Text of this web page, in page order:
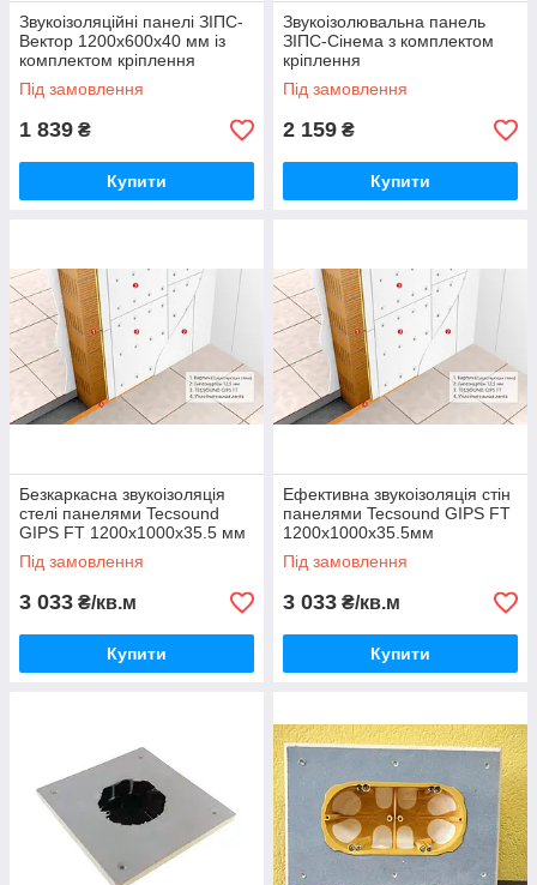
Звукоізоляційні панелі ЗІПС-
Вектор 1200х600х40 мм із
комплектом кріплення
Під замовлення
1 839 ₴
Купити
Звукоізолювальна панель
ЗІПС-Сінема з комплектом
кріплення
Під замовлення
2 159 ₴
Купити
Безкаркасна звукоізоляція
стелі панелями Tecsound
GIPS FT 1200х1000х35.5 мм
Під замовлення
3 033 ₴/кв.м
Купити
Ефективна звукоізоляція стін
панелями Tecsound GIPS FT
1200х1000х35.5мм
Під замовлення
3 033 ₴/кв.м
Купити